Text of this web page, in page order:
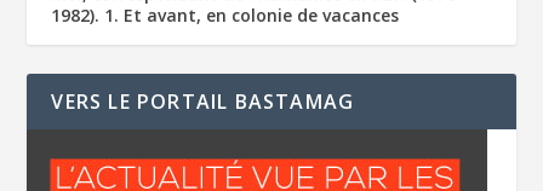
1982). 1. Et avant, en colonie de vacances
VERS LE PORTAIL BASTAMAG